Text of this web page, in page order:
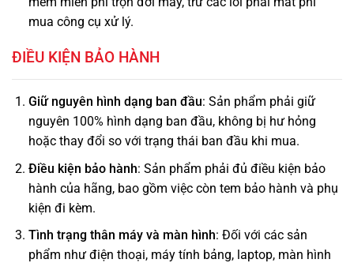
mua công cụ xử lý.
ĐIỀU KIỆN BẢO HÀNH
Giữ nguyên hình dạng ban đầu: Sản phẩm phải giữ
nguyên 100% hình dạng ban đầu, không bị hư hỏng
hoặc thay đổi so với trạng thái ban đầu khi mua.
Điều kiện bảo hành: Sản phẩm phải đủ điều kiện bảo
hành của hãng, bao gồm việc còn tem bảo hành và phụ
kiện đi kèm.
Tình trạng thân máy và màn hình: Đối với các sản
phẩm như điện thoại, máy tính bảng, laptop, màn hình